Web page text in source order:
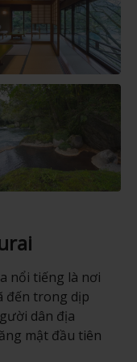
nổi tiếng là nơi
đến trong dịp
dân địa
mật đầu tiên